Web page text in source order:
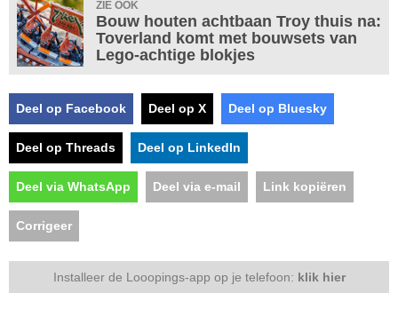
ZIE OOK
Bouw houten achtbaan Troy thuis na:
Toverland komt met bouwsets van
Lego-achtige blokjes
Deel op Facebook Deel op X Deel op Bluesky
Deel op Threads Deel op LinkedIn
Deel via WhatsApp Deel via e-mail Link kopiëren
Corrigeer
Installeer de Looopings-app op je telefoon: klik hier